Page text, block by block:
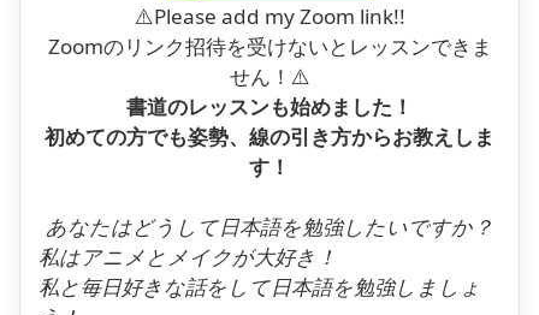
⚠️Please add my Zoom link!!
Zoomのリンク招待を受けないとレッスンできま
せん！⚠️
書道のレッスンも始めました！
初めての方でも姿勢、線の引き方からお教えしま
す！
あなたはどうして日本語を勉強したいですか？
私はアニメとメイクが大好き！
私と毎日好きな話をして日本語を勉強しましょ